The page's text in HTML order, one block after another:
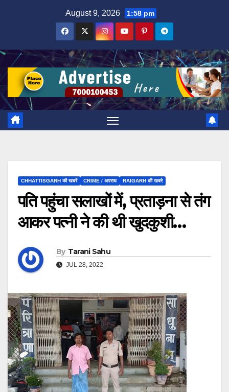
August 9, 2026 1:58 pm
CHHATTISGARH की खबरें CRIME / अपराध RAIGARH की खबरे
पति पहुंचा सलाखों में, प्रताड़ना से तंग
आकर पत्नी ने की थी खुदकुशी…
By Tarani Sahu
JUL 28, 2022